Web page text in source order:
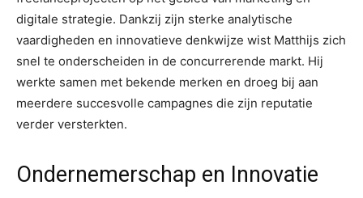
digitale strategie. Dankzij zijn sterke analytische
vaardigheden en innovatieve denkwijze wist Matthijs zich
snel te onderscheiden in de concurrerende markt. Hij
werkte samen met bekende merken en droeg bij aan
meerdere succesvolle campagnes die zijn reputatie
verder versterkten.
Ondernemerschap en Innovatie